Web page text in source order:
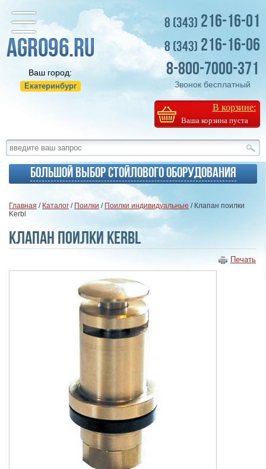
Ваш город:
Екатеринбург
8 (343) 216-16-01
8 (343) 216-16-06
8-800-7000-371
Звонок бесплатный
В корзине:
Ваша корзина пуста
Большой выбор стойлового оборудования
Главная / Каталог / Поилки / Поилки индивидуальные / Клапан поилки
Kerbl
Клапан поилки Kerbl
Печать